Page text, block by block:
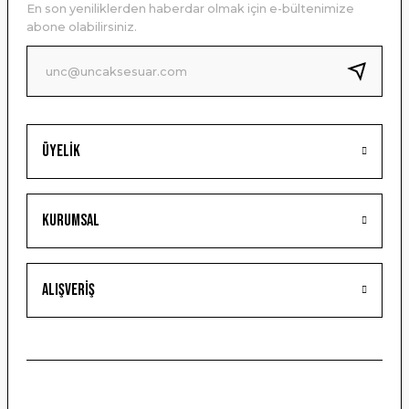
Ürün bilgilerinde hatalar bulunuyor.
Ürün fiyatı diğer sitelerden daha pahalı.
Bu ürüne benzer farklı alternatifler olmalı.
Gönder
Üyelik
Kurumsal
Alışveriş
En son yeniliklerden haberdar olmak için e-bültenimize
abone olabilirsiniz.